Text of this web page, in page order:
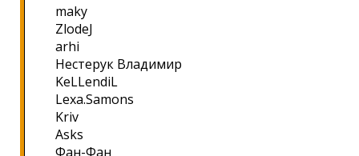
maky
ZlodeJ
arhi
Нестерук Владимир
KeLLendiL
Lexa.Samons
Kriv
Asks
Фан-Фан